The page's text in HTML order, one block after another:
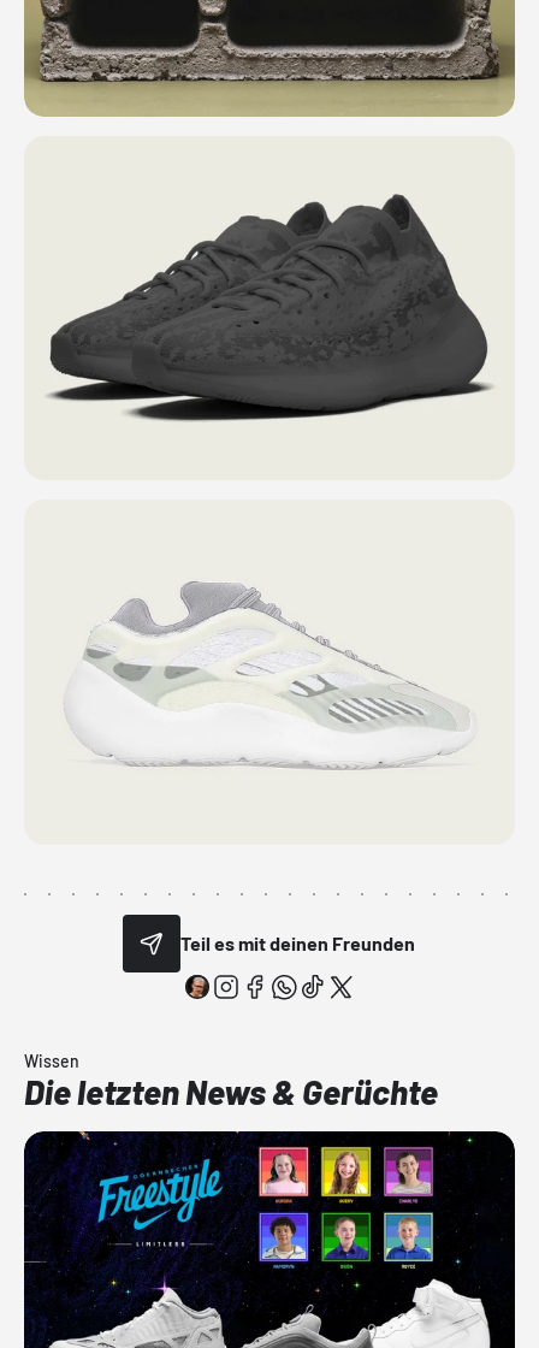
Teil es mit deinen Freunden
Wissen
Die letzten News & Gerüchte